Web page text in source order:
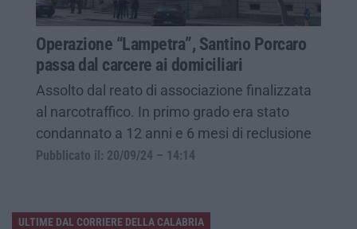
Operazione “Lampetra”, Santino Porcaro
passa dal carcere ai domiciliari
Assolto dal reato di associazione finalizzata
al narcotraffico. In primo grado era stato
condannato a 12 anni e 6 mesi di reclusione
Pubblicato il: 20/09/24 – 14:14
ULTIME DAL CORRIERE DELLA CALABRIA